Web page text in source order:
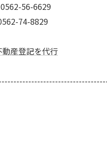
0562-56-6629
74-8829
産登記を代行